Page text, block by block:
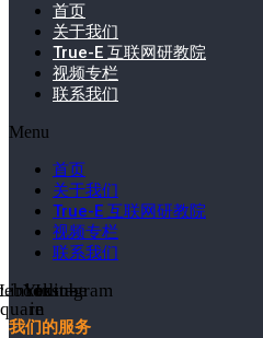
首页
关于我们
True-E 互联网研教院
视频专栏
联系我们
Menu
首页
关于我们
True-E 互联网研教院
视频专栏
联系我们
in
Youtube
Instagram
我们的服务